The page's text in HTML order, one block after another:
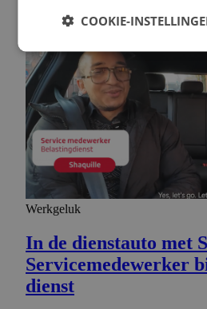
Lees meer
Werkgeluk
In de dienstauto met
Serviceme­de­werker
dienst
COOKIE-